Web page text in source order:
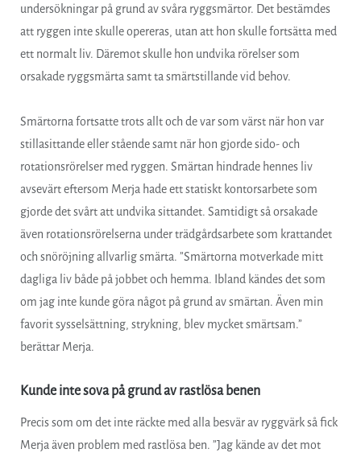
undersökningar på grund av svåra ryggsmärtor. Det bestämdes
att ryggen inte skulle opereras, utan att hon skulle fortsätta med
ett normalt liv. Däremot skulle hon undvika rörelser som
orsakade ryggsmärta samt ta smärtstillande vid behov.
Smärtorna fortsatte trots allt och de var som värst när hon var
stillasittande eller stående samt när hon gjorde sido- och
rotationsrörelser med ryggen. Smärtan hindrade hennes liv
avsevärt eftersom Merja hade ett statiskt kontorsarbete som
gjorde det svårt att undvika sittandet. Samtidigt så orsakade
även rotationsrörelserna under trädgårdsarbete som krattandet
och snöröjning allvarlig smärta. ”Smärtorna motverkade mitt
dagliga liv både på jobbet och hemma. Ibland kändes det som
om jag inte kunde göra något på grund av smärtan. Även min
favorit sysselsättning, strykning, blev mycket smärtsam.”
berättar Merja.
Kunde inte sova på grund av rastlösa benen
Precis som om det inte räckte med alla besvär av ryggvärk så fick
Merja även problem med rastlösa ben. ”Jag kände av det mot